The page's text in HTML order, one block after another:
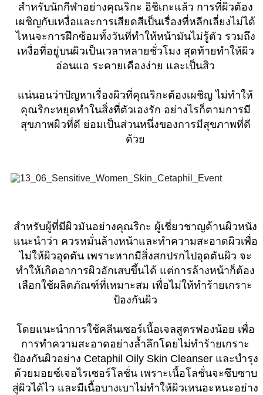
สำหรับนักกีฬาอย่างคุณริกะ อิชิเกะแล้ว การที่ผิวต้อง
เผชิญกับเหงื่อและการเสียดสีเป็นเรื่องที่หลีกเลี่ยงไม่ได้
ไหนจะการฝึกซ้อมทั้งวันที่ทำให้หน้ามันไม่รู้ตัว รวมถึง
เหงื่อที่อยู่บนผิวเป็นเวลาหลายชั่วโมง สุดท้ายทำให้ผิว
อ่อนแอ ระคายเคืองง่าย และเป็นสิว
แน่นอนว่าปัญหาเรื่องผิวที่คุณริกะต้องเผชิญ ไม่ทำให้
คุณริกะหยุดทำในสิ่งที่ตัวเองรัก อย่างไรก็ตามการมี
สุขภาพผิวที่ดี ย่อมเป็นส่วนหนึ่งของการมีสุขภาพที่ดี
ด้วย
สำหรับผู้ที่มีผิวมันอย่างคุณริกะ ผู้เชี่ยวชาญด้านผิวหนัง
แนะนำว่า ควรหมั่นล้างหน้าและทำความสะอาดผิวเพื่อ
ไม่ให้ผิวอุดตัน เพราะหากมีสิ่งสกปรกไปอุดตันผิว จะ
ทำให้เกิดอาการผิวอักเสบขึ้นได้ แต่การล้างหน้าก็ต้อง
เลือกใช้ผลิตภัณฑ์ที่เหมาะสม เพื่อไม่ให้ทำร้ายเกราะ
ป้องกันผิว
โดยแนะนำการใช้คลีนเซอร์เนื้อเจลสูตรฟองน้อย เพื่อ
การทำความสะอาดอย่างล้ำลึกโดยไม่ทำร้ายเกราะ
ป้องกันผิวอย่าง Cetaphil Oily Skin Cleanser และบำรุง
ด้วยมอยซ์เจอไรเซอร์โลชั่น เพราะเนื้อโลชั่นจะซึบซาบ
สู่ผิวได้ไว และมีเนื้อบางเบาไม่ทำให้ผิวเหนอะหนะอย่าง